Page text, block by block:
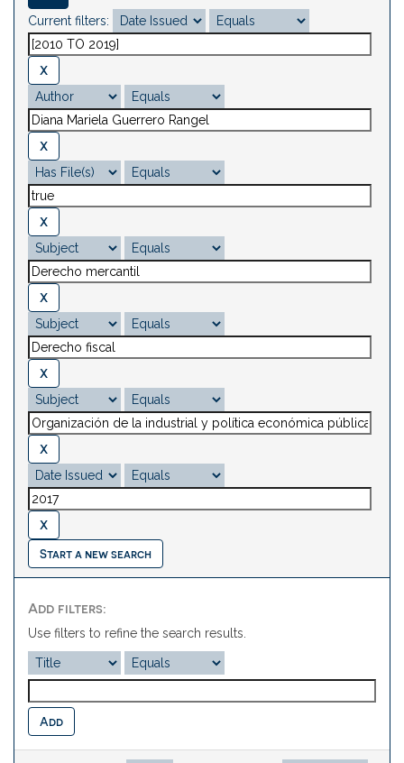
Current filters:
Start a new search
Add filters:
Use filters to refine the search results.